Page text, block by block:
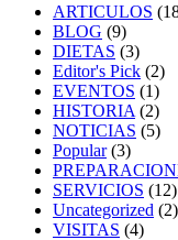
ARTICULOS
BLOG (9)
DIETAS (3)
Editor's Pick (2)
EVENTOS (1)
HISTORIA (2)
NOTICIAS (5)
Popular(3)
SERVICIOS (12)
Uncategorized (2)
VISITAS (4)